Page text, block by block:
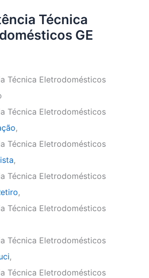
Técnica
GE
Técnica Eletrodomésticos
Técnica Eletrodomésticos
,
Técnica Eletrodomésticos
,
Técnica Eletrodomésticos
,
Técnica Eletrodomésticos
Técnica Eletrodomésticos
,
Técnica Eletrodomésticos